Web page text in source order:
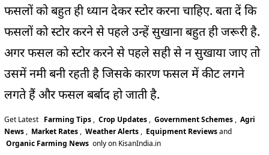
फसलों को बहुत ही ध्यान देकर स्टोर करना चाहिए. बता दें कि
फसलों को स्टोर करने से पहले उन्हें सुखाना बहुत ही जरूरी है.
अगर फसल को स्टोर करने से पहले सही से न सुखाया जाए तो
उसमें नमी बनी रहती है जिसके कारण फसल में कीट लगने
लगते हैं और फसल बर्बाद हो जाती है.
Get Latest Farming Tips , Crop Updates , Government Schemes , Agri
News , Market Rates , Weather Alerts , Equipment Reviewsand
Organic Farming News only on KisanIndia.in